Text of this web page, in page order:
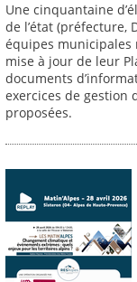
Une cinquantaine
de l’état (préfecture,
équipes municipales
mise à jour de leur
documents
exercices de gestion
proposées.